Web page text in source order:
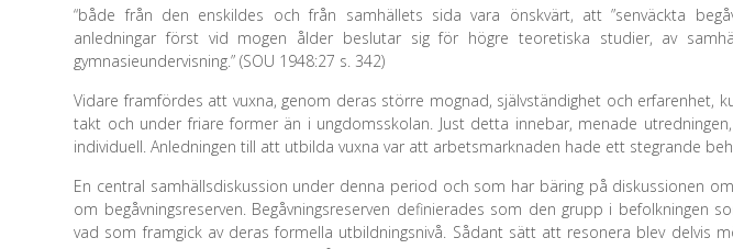
“både från den enskildes och från samhällets sida vara önskvärt, att ”senväckta
anledningar först vid mogen ålder beslutar sig för högre teoretiska studier, av
gymnasieundervisning.” (SOU 1948:27 s. 342)
Vidare framfördes att vuxna, genom deras större mognad, självständighet och erfarenhet,
takt och under friare former än i ungdomsskolan. Just detta innebar, menade
individuell. Anledningen till att utbilda vuxna var att arbetsmarknaden hade ett stegrande
En central samhällsdiskussion under denna period och som har bäring på diskussionen
om begåvningsreserven. Begåvningsreserven definierades som den grupp i befolkningen
vad som framgick av deras formella utbildningsnivå. Sådant sätt att resonera blev delvis